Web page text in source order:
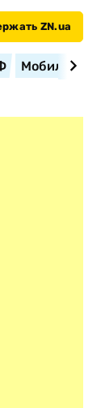
ZN.ua